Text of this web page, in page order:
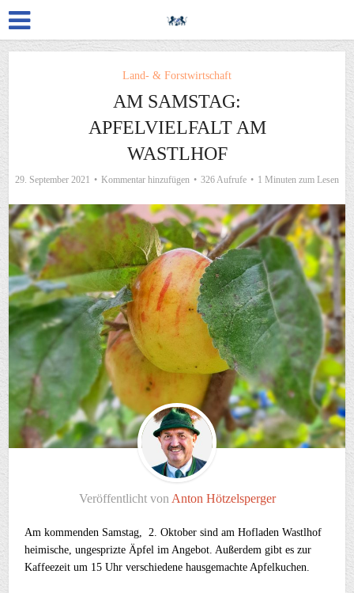
Land- & Forstwirtschaft
AM SAMSTAG:
APFELVIELFALT AM
WASTLHOF
29. September 2021 Kommentar hinzufügen 326 Aufrufe 1 Minuten zum Lesen
Veröffentlicht von Anton Hötzelsperger
Am kommenden Samstag, 2. Oktober sind am Hofladen Wastlhof
heimische, ungesprizte Äpfel im Angebot. Außerdem gibt es zur
Kaffeezeit um 15 Uhr verschiedene hausgemachte Apfelkuchen.